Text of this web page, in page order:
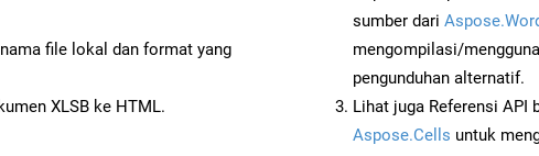
file lokal dan format yang
XLSB ke HTML.
sumber dari
mengompilasi/
pengunduhan alternatif.
Lihat juga Referensi API
Aspose.Cells untuk